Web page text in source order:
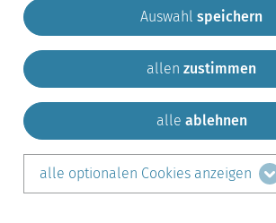
Gemeinde Krailling Impressum
Sitemap
Kontakt
teilen auf:
LinkedIn
Auswahl speichern
allen zustimmen
alle ablehnen
alle optionalen Cookies anzeigen